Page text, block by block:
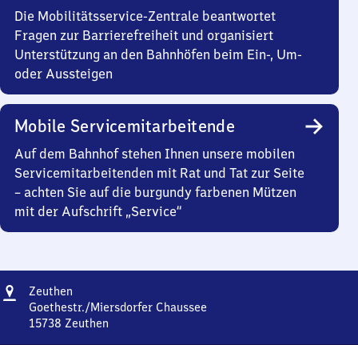
Die Mobilitätsservice-Zentrale beantwortet
Fragen zur Barrierefreiheit und organisiert
Unterstützung an den Bahnhöfen beim Ein-, Um-
oder Aussteigen
Mobile Servicemitarbeitende
Auf dem Bahnhof stehen Ihnen unsere mobilen
Servicemitarbeitenden mit Rat und Tat zur Seite
– achten Sie auf die burgundy farbenen Mützen
mit der Aufschrift „Service“
Adresse
Zeuthen
Goethestr./Miersdorfer Chaussee
15738 Zeuthen